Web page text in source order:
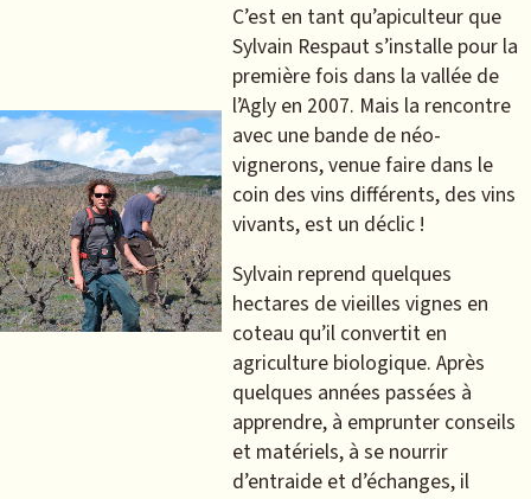
C’est en tant qu’apiculteur que
Sylvain Respaut s’installe pour la
première fois dans la vallée de
l’Agly en 2007. Mais la rencontre
avec une bande de néo-
vignerons, venue faire dans le
coin des vins différents, des vins
vivants, est un déclic !
Sylvain reprend quelques
hectares de vieilles vignes en
coteau qu’il convertit en
agriculture biologique. Après
quelques années passées à
apprendre, à emprunter conseils
et matériels, à se nourrir
d’entraide et d’échanges, il